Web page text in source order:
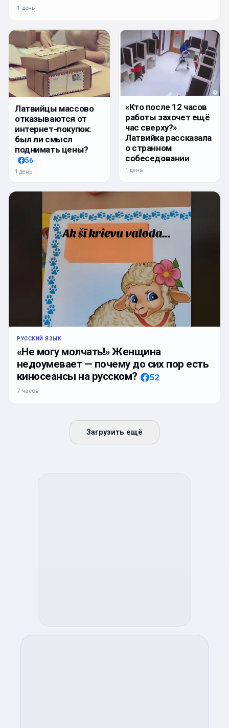
1 день
Латвийцы массово
отказываются от
интернет-покупок:
был ли смысл
поднимать цены?
56
1 день
«Кто после 12 часов
работы захочет ещё
час сверху?»
Латвийка рассказала
о странном
собеседовании
1 день
РУССКИЙ ЯЗЫК
«Не могу молчать!» Женщина
недоумевает — почему до сих пор есть
киносеансы на русском?
52
7 часов
Загрузить ещё